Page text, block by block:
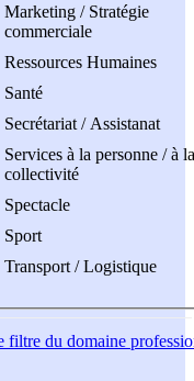
Marketing / Stratégie
commerciale
Ressources Humaines
Santé
Secrétariat / Assistanat
Services à la personne / à la
collectivité
Spectacle
Sport
Transport / Logistique
filtre du domaine